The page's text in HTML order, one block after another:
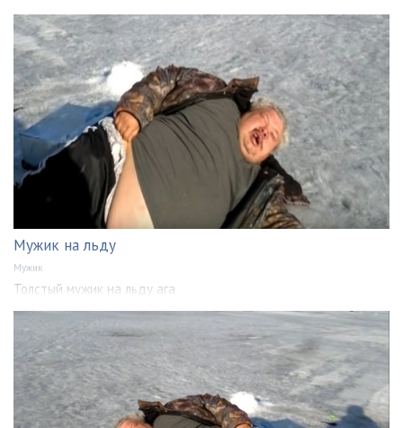
Мужик на льду
Мужик
Толстый мужик на льду ага